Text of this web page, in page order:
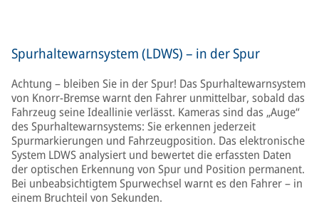
Spurhaltewarnsystem (LDWS) – in der Spur
Achtung – bleiben Sie in der Spur! Das Spurhaltewarnsystem
von Knorr-Bremse warnt den Fahrer unmittelbar, sobald das
Fahrzeug seine Ideallinie verlässt. Kameras sind das „Auge“
des Spurhaltewarnsystems: Sie erkennen jederzeit
Spurmarkierungen und Fahrzeugposition. Das elektronische
System LDWS analysiert und bewertet die erfassten Daten
der optischen Erkennung von Spur und Position permanent.
Bei unbeabsichtigtem Spurwechsel warnt es den Fahrer – in
einem Bruchteil von Sekunden.